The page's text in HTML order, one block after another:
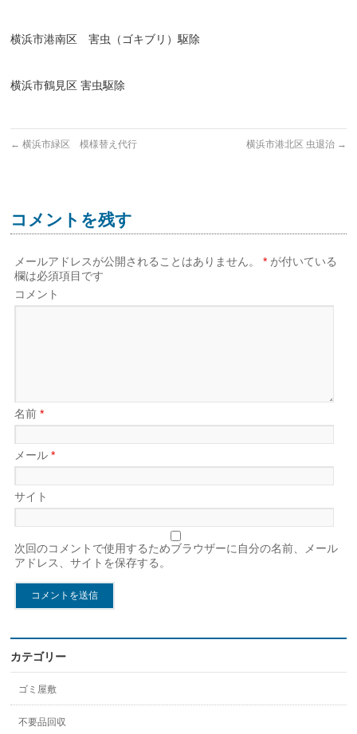
横浜市港南区 害虫（ゴキブリ）駆除
横浜市鶴見区 害虫駆除
← 横浜市緑区 模様替え代行 横浜市港北区 虫退治 →
コメントを残す
メールアドレスが公開されることはありません。 * が付いている
欄は必須項目です
コメント
名前*
メール*
サイト
次回のコメントで使用するためブラウザーに自分の名前、メール
アドレス、サイトを保存する。
カテゴリー
ゴミ屋敷
不要品回収